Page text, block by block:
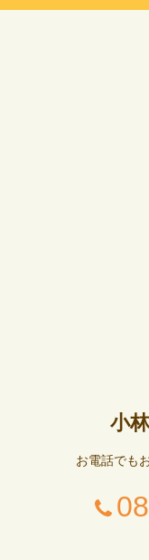
小
お電話でも